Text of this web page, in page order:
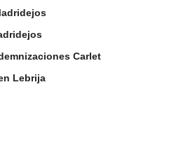
Carlet
Lebrija